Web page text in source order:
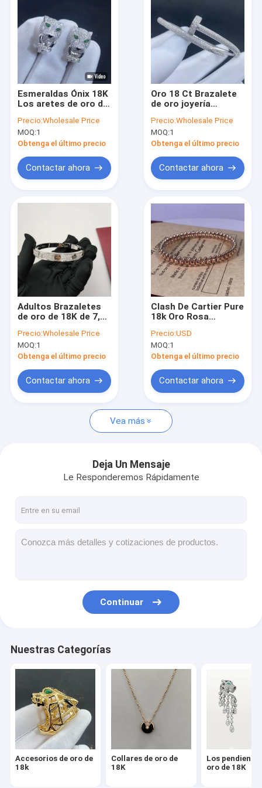
Los vídeos
Sobre nosotros
recorrido por la fábrica
Noticias
Casos de trabajo
Solicitar una cita
Accesorios de oro de 18k
Collares de oro de 18K
joyería del oro 18K
Esmeraldas Ónix 18K
Los aretes de oro del
Personalizado 18K
los aretes de oro
blanco Stud
Precio:Wholesale Price
MOQ:1
Obtenga el último precio
Contactar ahora
Oro 18 Ct Brazalete
de oro joyería
personalizada 18k
brazalete de oro
sólido
Precio:Wholesale Price
MOQ:1
Obtenga el último precio
Contactar ahora
Adultos Brazaletes
de oro de 18K de 7,48
Diamante de 18
quilates Brazaletes
de oro de 2,3 quilates
Precio:Wholesale Price
MOQ:1
Obtenga el último precio
Contactar ahora
Clash De Cartier Pure
18k Oro Rosa
18k Oro Marcas de
joyas
Precio:USD
MOQ:1
Obtenga el último precio
Contactar ahora
Vea más
Deja Un Mensaje
Le Responderemos Rápidamente
Continuar
Nuestras Categorías
Accesorios de oro de
18k
Collares de oro de
18K
Los
oro de 18K